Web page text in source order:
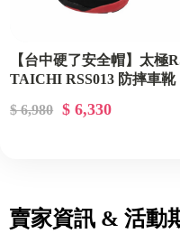
【台中硬了安全帽】太極
TAICHI RSS013 防摔車靴
$ 6,980
$ 6,330
賣家資訊 & 活動